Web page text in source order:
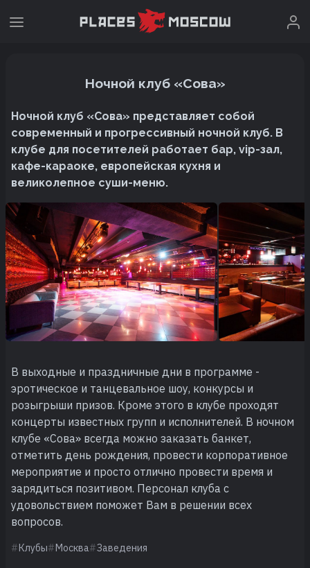
Ночной клуб «Сова»
Ночной клуб «Сова» представляет собой
современный и прогрессивный ночной клуб. В
клубе для посетителей работает бар, vip-зал,
кафе-караоке, европейская кухня и
великолепное суши-меню.
В выходные и праздничные дни в программе -
эротическое и танцевальное шоу, конкурсы и
розыгрыши призов. Кроме этого в клубе проходят
концерты известных групп и исполнителей. В ночном
клубе «Сова» всегда можно заказать банкет,
отметить день рождения, провести корпоративное
мероприятие и просто отлично провести время и
зарядиться позитивом. Персонал клуба с
удовольствием поможет Вам в решении всех
вопросов.
Клубы Москва Заведения